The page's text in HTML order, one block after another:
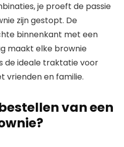
je proeft de passie
zijn gestopt. De
binnenkant met een
maakt elke brownie
de ideale traktatie voor
vrienden en familie.
van een